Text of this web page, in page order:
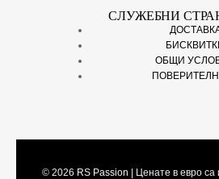
СЛУЖЕБНИ
ОБЩИ
© 2026 RS Passion | Ценате в евро са